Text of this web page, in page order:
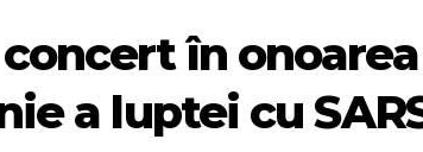
în
a luptei cu